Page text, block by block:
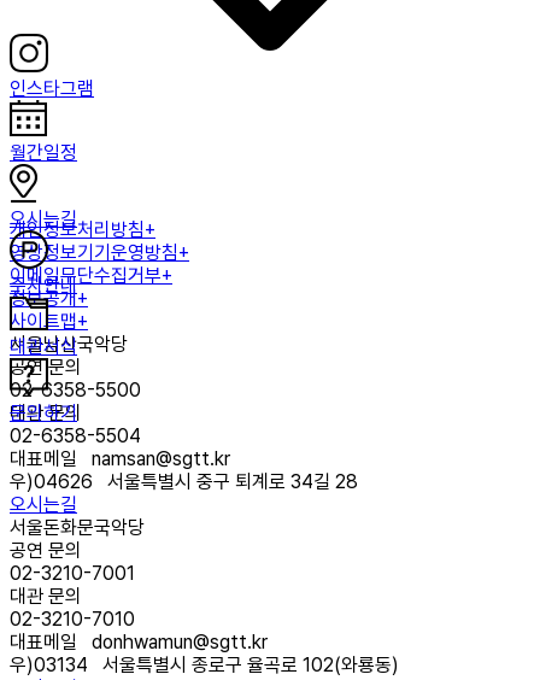
인스타그램
월간일정
오시는길
주차안내
대관서식
문의하기
개인정보처리방침+
영상정보기기운영방침+
이메일무단수집거부+
정보공개+
사이트맵+
서울남산국악당
공연 문의
02-6358-5500
대관 문의
02-6358-5504
대표메일 namsan@sgtt.kr
우)04626
서울특별시 중구 퇴계로 34길 28
오시는길
서울돈화문국악당
공연 문의
02-3210-7001
대관 문의
02-3210-7010
대표메일 donhwamun@sgtt.kr
우)03134
서울특별시 종로구 율곡로 102(와룡동)